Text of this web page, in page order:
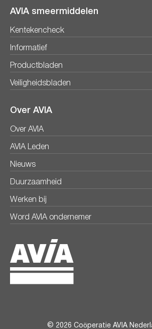
AVIA smeermiddelen
Kentekencheck
Informatief
Productbladen
Veiligheidsbladen
Over AVIA
Over AVIA
AVIA Leden
Nieuws
Duurzaamheid
Werken bij
Word AVIA ondernemer
© 2026 Coöperatie AVIA